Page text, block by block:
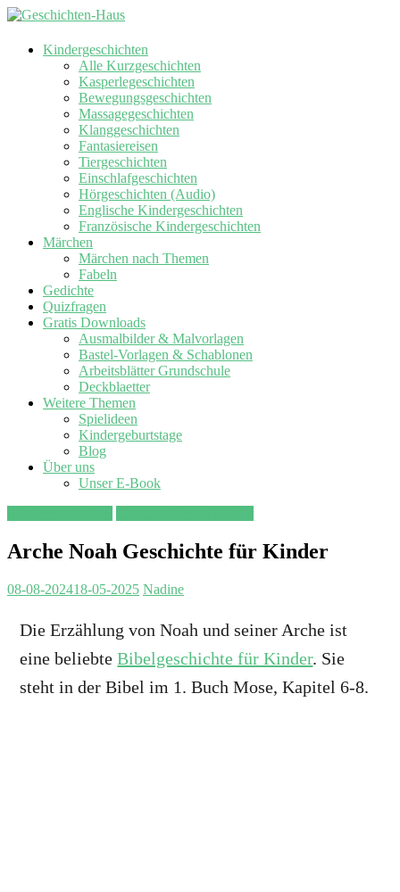
Kindergeschichten
Alle Kurzgeschichten
Kasperlegeschichten
Bewegungsgeschichten
Massagegeschichten
Klanggeschichten
Fantasiereisen
Tiergeschichten
Einschlafgeschichten
Hörgeschichten (Audio)
Englische Kindergeschichten
Französische Kindergeschichten
Märchen
Märchen nach Themen
Fabeln
Gedichte
Quizfragen
Gratis Downloads
Ausmalbilder & Malvorlagen
Bastel-Vorlagen & Schablonen
Arbeitsblätter Grundschule
Deckblaetter
Weitere Themen
Spielideen
Kindergeburtstage
Blog
Über uns
Unser E-Book
Arche Noah Geschichte für Kinder
08-08-202418-05-2025 Nadine
Die Erzählung von Noah und seiner Arche ist
eine beliebteBibelgeschichte für Kinder. Sie
steht in der Bibel im 1. Buch Mose, Kapitel 6-8.